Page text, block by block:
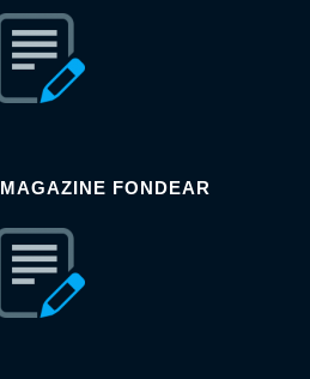
FONDEAR